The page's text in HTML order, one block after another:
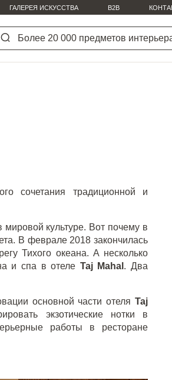
ГАЛЕРЕЯ ИСКУССТВА B2B
сочетания традиционной и
мировой культуре. Вот почему в
В феврале 2018 закончилась
Тихого океана. А несколько
и спа в отеле Taj Mahal . Два
основной части отеля Taj
экзотические нотки в
работы в ресторане